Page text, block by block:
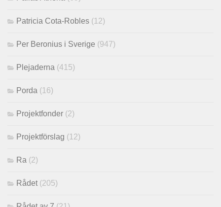
Patricia Cota-Robles (12)
Per Beronius i Sverige (947)
Plejaderna (415)
Porda (16)
Projektfonder (2)
Projektförslag (12)
Ra (2)
Rådet (205)